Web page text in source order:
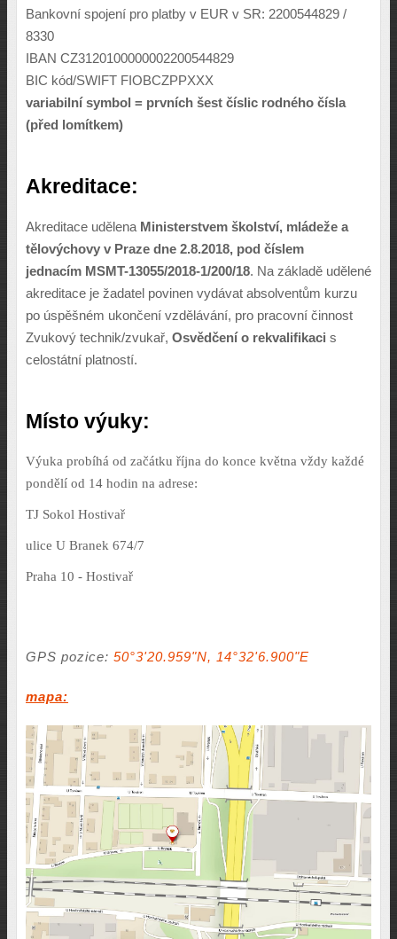
Bankovní spojení pro platby v EUR v SR: 2200544829 /
8330
IBAN CZ3120100000002200544829
BIC kód/SWIFT FIOBCZPPXXX
variabilní symbol = prvních šest číslic rodného čísla
(před lomítkem)
Akreditace:
Akreditace udělena Ministerstvem školství, mládeže a
tělovýchovy v Praze dne 2.8.2018, pod číslem
jednacím MSMT-13055/2018-1/200/18. Na základě udělené
akreditace je žadatel povinen vydávat absolventům kurzu
po úspěšném ukončení vzdělávání, pro pracovní činnost
Zvukový technik/zvukař, Osvědčení o rekvalifikaci s
celostátní platností.
Místo výuky:
Výuka probíhá od začátku října do konce května vždy každé
pondělí od 14 hodin na adrese:
TJ Sokol Hostivař
ulice U Branek 674/7
Praha 10 - Hostivař
GPS pozice: 50°3'20.959"N, 14°32'6.900"E
mapa: